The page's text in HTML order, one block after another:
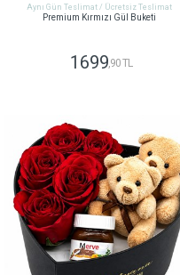
Aynı Gün Teslimat / Ücretsiz Teslimat
Premium Kırmızı Gül Buketi
1699,90 TL